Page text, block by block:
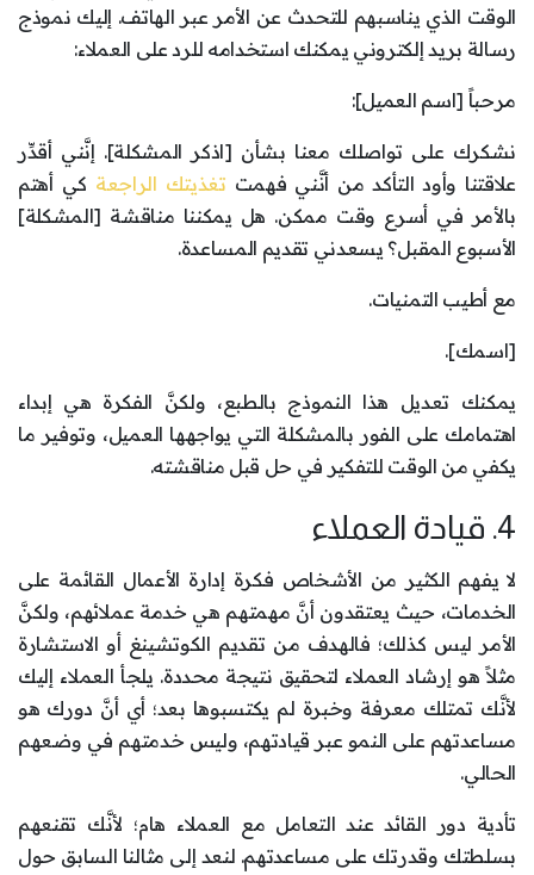
الوقت الذي يناسبهم للتحدث عن الأمر عبر الهاتف. إليك نموذج
رسالة بريد إلكتروني يمكنك استخدامه للرد على العملاء:
مرحباً [اسم العميل]:
نشكرك على تواصلك معنا بشأن [اذكر المشكلة]. إنَّني أقدِّر
علاقتنا وأود التأكد من أنَّني فهمت تغذيتك الراجعة كي أهتم
بالأمر في أسرع وقت ممكن. هل يمكننا مناقشة [المشكلة]
الأسبوع المقبل؟ يسعدني تقديم المساعدة.
مع أطيب التمنيات.
[اسمك].
يمكنك تعديل هذا النموذج بالطبع، ولكنَّ الفكرة هي إبداء
اهتمامك على الفور بالمشكلة التي يواجهها العميل، وتوفير ما
يكفي من الوقت للتفكير في حل قبل مناقشته.
4. قيادة العملاء
لا يفهم الكثير من الأشخاص فكرة إدارة الأعمال القائمة على
الخدمات، حيث يعتقدون أنَّ مهمتهم هي خدمة عملائهم، ولكنَّ
الأمر ليس كذلك؛ فالهدف من تقديم الكوتشينغ أو الاستشارة
مثلاً هو إرشاد العملاء لتحقيق نتيجة محددة. يلجأ العملاء إليك
لأنَّك تمتلك معرفة وخبرة لم يكتسبوها بعد؛ أي أنَّ دورك هو
مساعدتهم على النمو عبر قيادتهم، وليس خدمتهم في وضعهم
الحالي.
تأدية دور القائد عند التعامل مع العملاء هام؛ لأنَّك تقنعهم
بسلطتك وقدرتك على مساعدتهم. لنعد إلى مثالنا السابق حول